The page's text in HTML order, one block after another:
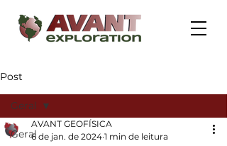
Post
Geral
Geral
AVANT GEOFÍSICA
6 de jan. de 2024 1 min de leitura